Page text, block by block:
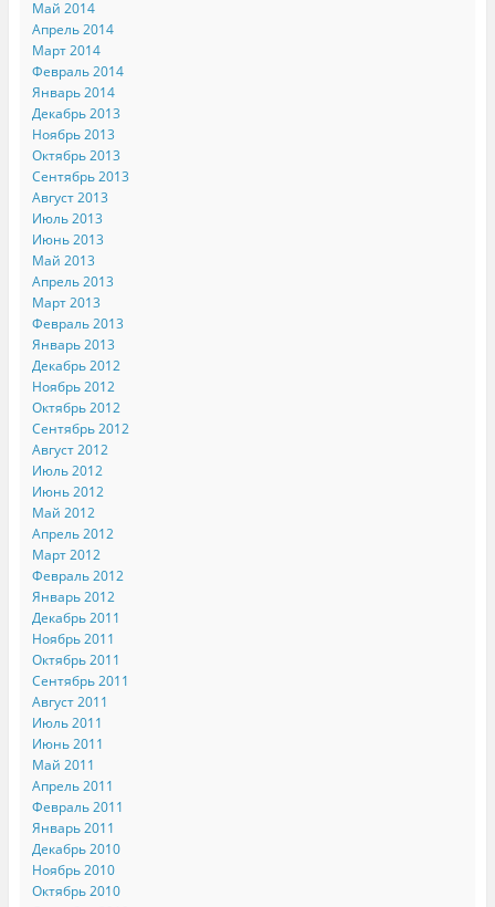
Май 2014
Апрель 2014
Март 2014
Февраль 2014
Январь 2014
Декабрь 2013
Ноябрь 2013
Октябрь 2013
Сентябрь 2013
Август 2013
Июль 2013
Июнь 2013
Май 2013
Апрель 2013
Март 2013
Февраль 2013
Январь 2013
Декабрь 2012
Ноябрь 2012
Октябрь 2012
Сентябрь 2012
Август 2012
Июль 2012
Июнь 2012
Май 2012
Апрель 2012
Март 2012
Февраль 2012
Январь 2012
Декабрь 2011
Ноябрь 2011
Октябрь 2011
Сентябрь 2011
Август 2011
Июль 2011
Июнь 2011
Май 2011
Апрель 2011
Февраль 2011
Январь 2011
Декабрь 2010
Ноябрь 2010
Октябрь 2010